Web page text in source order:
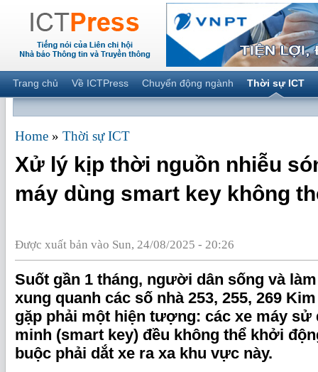
Trang chủ Về ICTPress Chuyển động ngành Thời sự ICT
Home » Thời sự ICT
Xử lý kịp thời nguồn nhiễu
máy dùng smart key không
Được xuất bản vào Sun, 24/08/2025 - 20:26
Suốt gần 1 tháng, người dân sống và
xung quanh các số nhà 253, 255, 269
gặp phải một hiện tượng: các xe máy sử
minh (smart key) đều không thể khởi
buộc phải dắt xe ra xa khu vực này.